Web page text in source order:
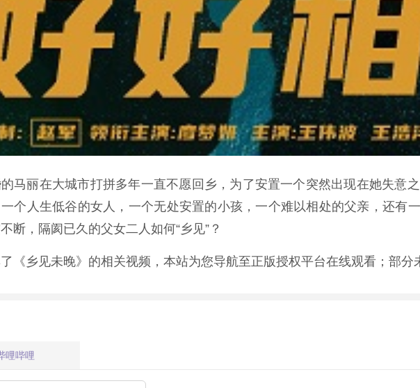
马丽在大城市打拼多年一直不愿回乡，为了安置一个突然出现在她失意
个人生低谷的女人，一个无处安置的小孩，一个难以相处的父亲，还有
断，隔阂已久的父女二人如何“乡见”？
《乡见未晚》的相关视频，本站为您导航至正版授权平台在线观看；部分
哩哔哩